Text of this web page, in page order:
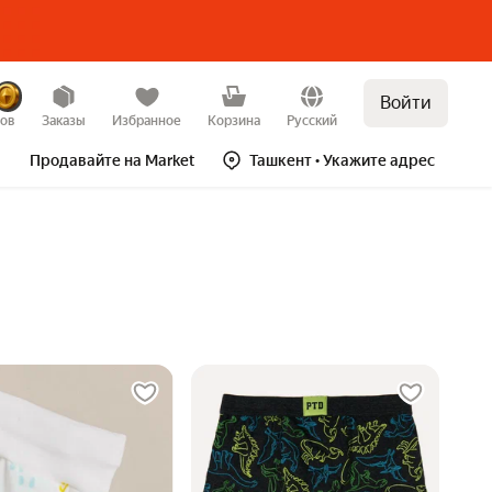
Заказы Избранное Корзина Русский
Войти
Продавайте на Market Ташкент• Укажите адрес